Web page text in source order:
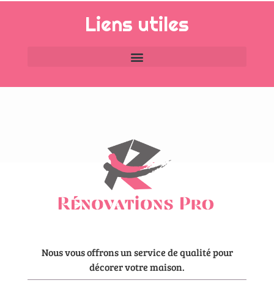
Nous vous offrons un service de qualité pour
décorer votre maison.
Liens utiles